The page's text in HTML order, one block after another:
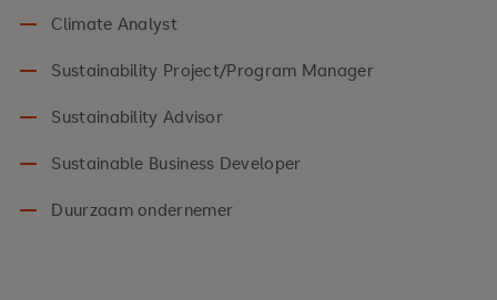
Climate Analyst
Sustainability Project/Program Manager
Sustainability Advisor
Sustainable Business Developer
Duurzaam ondernemer